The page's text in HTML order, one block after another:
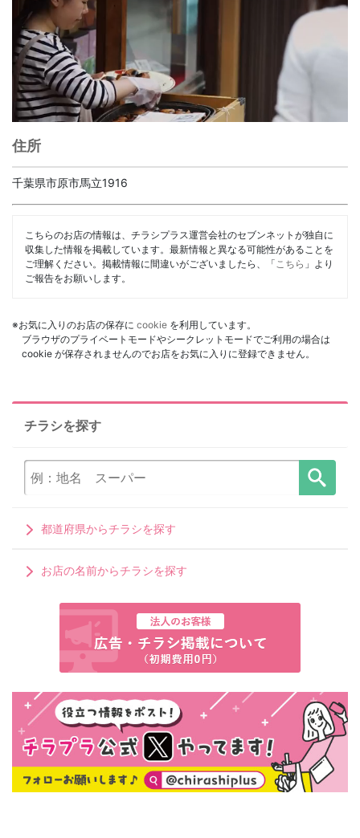
住所
千葉県市原市馬立1916
こちらのお店の情報は、チラシプラス運営会社のセブンネットが独自に
収集した情報を掲載しています。最新情報と異なる可能性があることを
ご理解ください。掲載情報に間違いがございましたら、「 こちら 」より
ご報告をお願いします。
※お気に入りのお店の保存に cookie を利用しています。
ブラウザのプライベートモードやシークレットモードでご利用の場合は
cookie が保存されませんのでお店をお気に入りに登録できません。
チラシを探す
都道府県からチラシを探す
お店の名前からチラシを探す